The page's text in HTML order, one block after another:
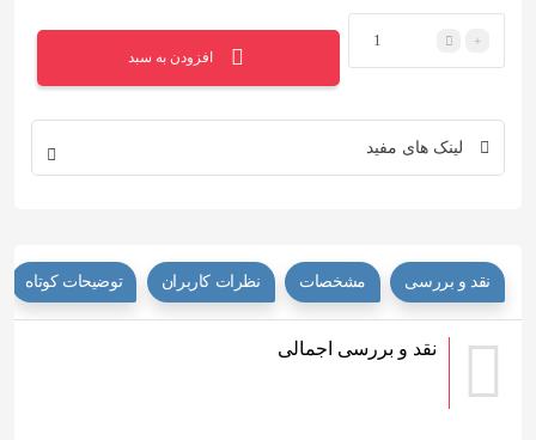
افزودن به سبد
لینک های مفید
نقد و بررسی مشخصات نظرات کاربران توضیحات کوتاه
نقد و بررسی اجمالی